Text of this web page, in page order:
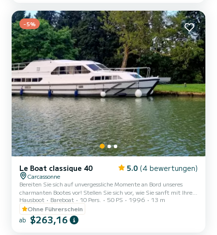
BOOTSDIMENSIONEN Länge: 8,85 Meter Breite: 3,40 Meter
AUSSTATTUNG Doppelbe...
-5%
Le Boat classique 40 5.0 (4 bewertungen)
Carcassonne
Bereiten Sie sich auf unvergessliche Momente an Bord unseres
charmanten Bootes vor! Stellen Sie sich vor, wie Sie sanft mit Ihren
Lieben (bis zu 8+2 Personen!) dank unserer 2 gemütlichen Kabinen
und 2 praktischen Badezimmern segeln. Egal, ob Sie von dem
malerischen Castelnaudary oder dem wunderschönen Carcassonne
aus starten, das Abenteuer beginnt hier! Im Inneren lassen Sie sich
Hausboot Bareboat 10 Pers. 50 PS 1996
13 m
Ohne Führerschein
ab $263,16